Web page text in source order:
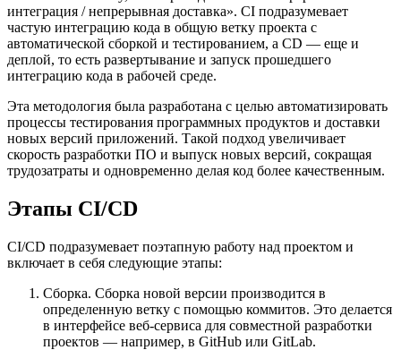
интеграция / непрерывная доставка». CI подразумевает
частую интеграцию кода в общую ветку проекта с
автоматической сборкой и тестированием, а CD — еще и
деплой, то есть развертывание и запуск прошедшего
интеграцию кода в рабочей среде.
Эта методология была разработана с целью автоматизировать
процессы тестирования программных продуктов и доставки
новых версий приложений. Такой подход увеличивает
скорость разработки ПО и выпуск новых версий, сокращая
трудозатраты и одновременно делая код более качественным.
Этапы CI/CD
CI/CD подразумевает поэтапную работу над проектом и
включает в себя следующие этапы:
Сборка. Сборка новой версии производится в
определенную ветку с помощью коммитов. Это делается
в интерфейсе веб-сервиса для совместной разработки
проектов — например, в GitHub или GitLab.